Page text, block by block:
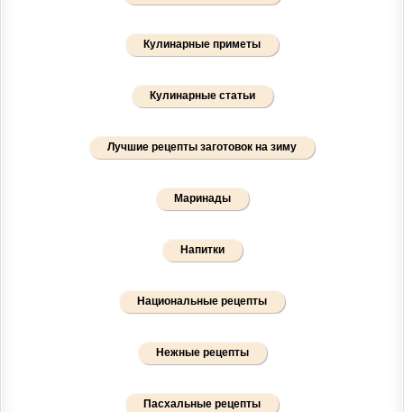
Кулинарные приметы
Кулинарные статьи
Лучшие рецепты заготовок на зиму
Маринады
Напитки
Национальные рецепты
Нежные рецепты
Пасхальные рецепты